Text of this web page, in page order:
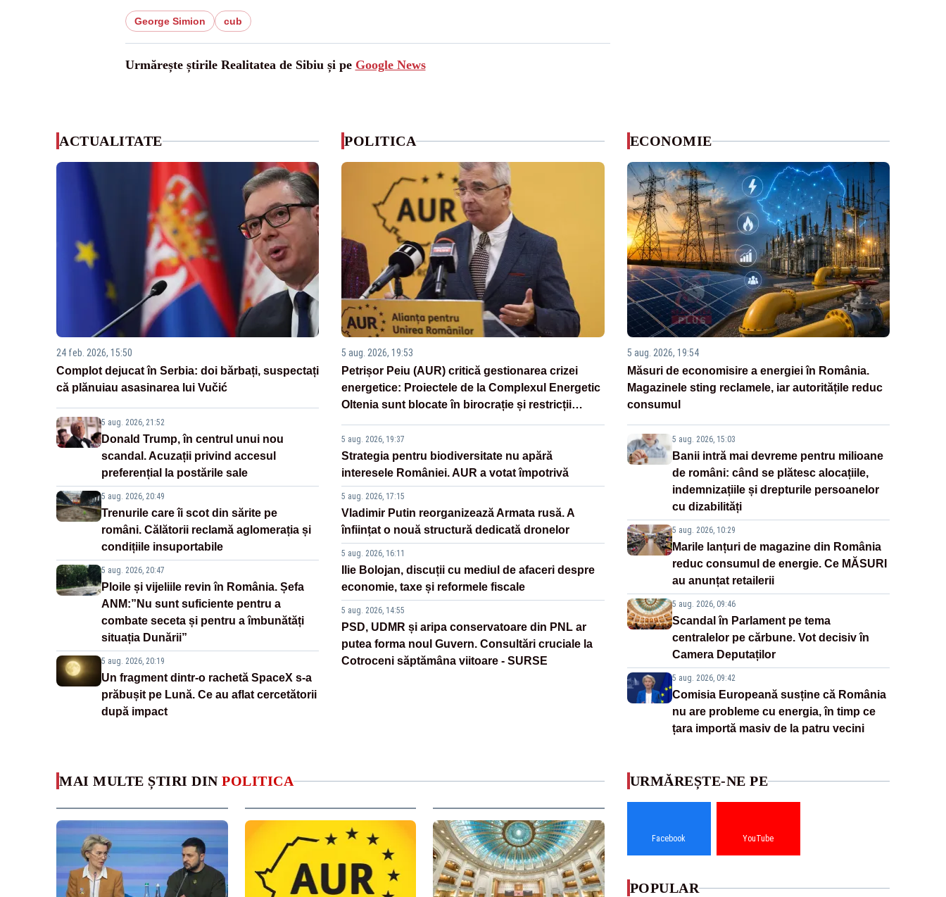
George Simion cub
Urmărește știrile Realitatea de Sibiu și pe Google News
ACTUALITATE
24 feb. 2026, 15:50
Complot dejucat în Serbia: doi bărbați, suspectați
că plănuiau asasinarea lui Vučić
5 aug. 2026, 21:52
Donald Trump, în centrul unui nou
scandal. Acuzații privind accesul
preferențial la postările sale
5 aug. 2026, 20:49
Trenurile care îi scot din sărite pe
români. Călătorii reclamă aglomerația și
condițiile insuportabile
5 aug. 2026, 20:47
Ploile și vijeliile revin în România. Șefa
ANM:”Nu sunt suficiente pentru a
combate seceta și pentru a îmbunătăți
situația Dunării”
5 aug. 2026, 20:19
Un fragment dintr-o rachetă SpaceX s-a
prăbușit pe Lună. Ce au aflat cercetătorii
după impact
POLITICA
5 aug. 2026, 19:53
Petrișor Peiu (AUR) critică gestionarea crizei
energetice: Proiectele de la Complexul Energetic
Oltenia sunt blocate în birocrație și restricții
5 aug. 2026, 19:37
Strategia pentru biodiversitate nu apără
interesele României. AUR a votat împotrivă
5 aug. 2026, 17:15
Vladimir Putin reorganizează Armata rusă. A
înființat o nouă structură dedicată dronelor
5 aug. 2026, 16:11
Ilie Bolojan, discuții cu mediul de afaceri despre
economie, taxe și reformele fiscale
5 aug. 2026, 14:55
PSD, UDMR și aripa conservatoare din PNL ar
putea forma noul Guvern. Consultări cruciale la
Cotroceni săptămâna viitoare - SURSE
ECONOMIE
5 aug. 2026, 19:54
Măsuri de economisire a energiei în România.
Magazinele sting reclamele, iar autoritățile reduc
consumul
5 aug. 2026, 15:03
Banii intră mai devreme pentru milioane
de români: când se plătesc alocațiile,
indemnizațiile și drepturile persoanelor
cu dizabilități
5 aug. 2026, 10:29
Marile lanțuri de magazine din România
reduc consumul de energie. Ce MĂSURI
au anunțat retailerii
5 aug. 2026, 09:46
Scandal în Parlament pe tema
centralelor pe cărbune. Vot decisiv în
Camera Deputaților
5 aug. 2026, 09:42
Comisia Europeană susține că România
nu are probleme cu energia, în timp ce
țara importă masiv de la patru vecini
MAI MULTE ȘTIRI DIN POLITICA URMĂREȘTE-NE PE
Facebook YouTube
POPULAR